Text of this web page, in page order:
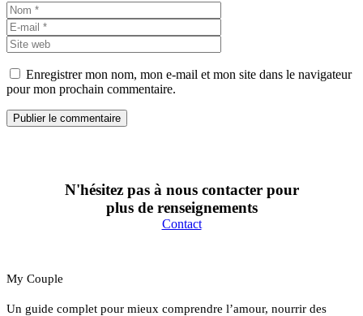
Nom
mail
web
Enregistrer mon nom, mon e-mail et mon site dans le navigateur
pour mon prochain commentaire.
N'hésitez pas à nous contacter pour
plus de renseignements
Contact
My Couple
Un guide complet pour mieux comprendre l’amour, nourrir des